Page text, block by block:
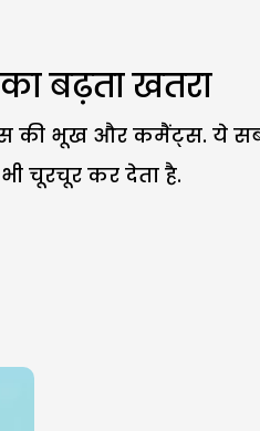
बढ़ता खतरा
की भूख और कमैंट्स. ये
चूरचूर कर देता है.